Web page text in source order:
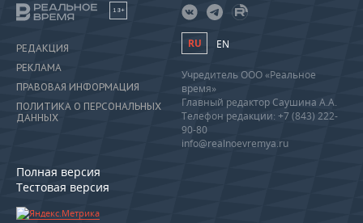
18+
РЕДАКЦИЯ
РЕКЛАМА
ПРАВОВАЯ ИНФОРМАЦИЯ
ПОЛИТИКА О ПЕРСОНАЛЬНЫХ
ДАННЫХ
Полная версия
Тестовая версия
RU EN
Учредитель ООО «Реальное
время»
Главный редактор Саушина А.А.
Телефон редакции: +7 (843) 222-
90-80
info@realnoevremya.ru